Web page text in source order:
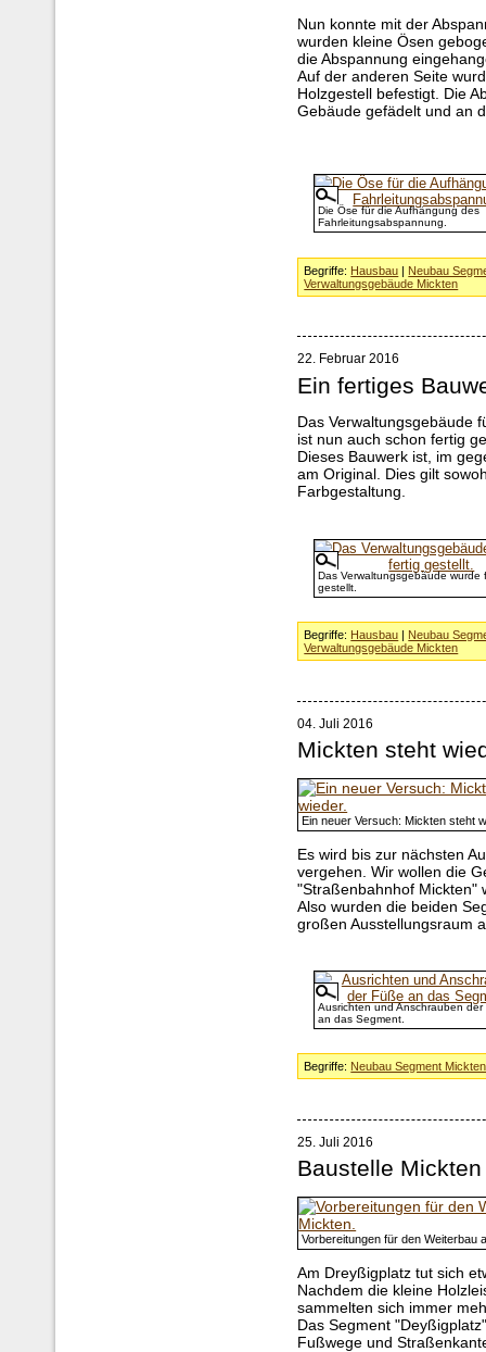
Nun konnte mit der
wurden kleine Ösen
die Abspannung
Auf der anderen Seite
Holzgestell befestigt. Die
Gebäude gefädelt und an
Die Öse für die Aufhängung des
Fahrleitungsabspannung.
Begriffe: Hausbau | Neubau
Verwaltungsgebäude Mickten
22. Februar 2016
Ein fertiges
Das Verwaltungsgebäude
ist nun auch schon fertig
Dieses Bauwerk ist, im
am Original. Dies gilt
Farbgestaltung.
Das Verwaltungsgebäude wurde
gestellt.
Begriffe: Hausbau | Neubau
Verwaltungsgebäude Mickten
04. Juli 2016
Mickten steht
Ein neuer Versuch: Mickten steht
Es wird bis zur nächsten
vergehen. Wir wollen die
"Straßenbahnhof Mickten"
Also wurden die beiden
großen Ausstellungsraum
Ausrichten und Anschrauben der
an das Segment.
Begriffe: Neubau Segment Mickten
25. Juli 2016
Baustelle Mickten
Vorbereitungen für den Weiterbau
Am Dreyßigplatz tut sich
Nachdem die kleine
sammelten sich immer
Das Segment
Fußwege und